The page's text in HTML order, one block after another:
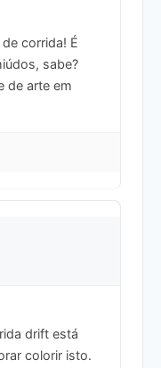
corrida! É
sabe?
de arte em
drift está
colorir isto.